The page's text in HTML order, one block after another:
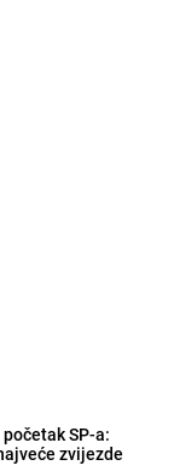
SP-a:
zvijezde